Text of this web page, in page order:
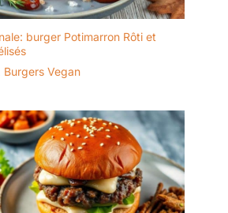
le rinçant à l'eau tiède
adapté au lave-vaisselle.
burger Potimarron Rôti et
Burgers Vegan